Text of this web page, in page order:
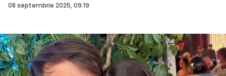
08 septembrie 2025, 09:19